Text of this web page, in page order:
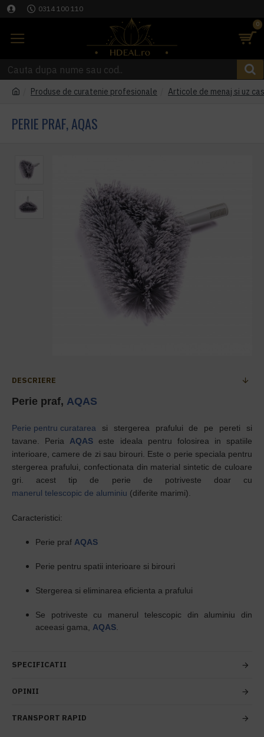
0314 100 110
0
Produse de curatenie profesionale Articole de menaj si uz
PERIE PRAF, AQAS
DESCRIERE
Perie praf, AQAS
Perie pentru curatarea si stergerea prafului de pe pereti si
tavane. Peria AQAS este ideala pentru folosirea in spatiile
interioare, camere de zi sau birouri. Este o perie speciala pentru
stergerea prafului, confectionata din material sintetic de culoare
gri. acest tip de perie de potriveste doar cu
manerul telescopic de aluminiu (diferite marimi).
Caracteristici:
Perie praf AQAS
Perie pentru spatii interioare si birouri
Stergerea si eliminarea eficienta a prafului
Se potriveste cu manerul telescopic din aluminiu din
aceeasi gama, AQAS
SPECIFICATII
OPINII
TRANSPORT RAPID